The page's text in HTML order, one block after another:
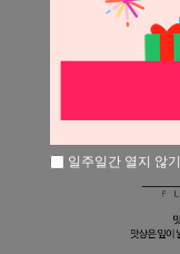
일주일간 열지 않기